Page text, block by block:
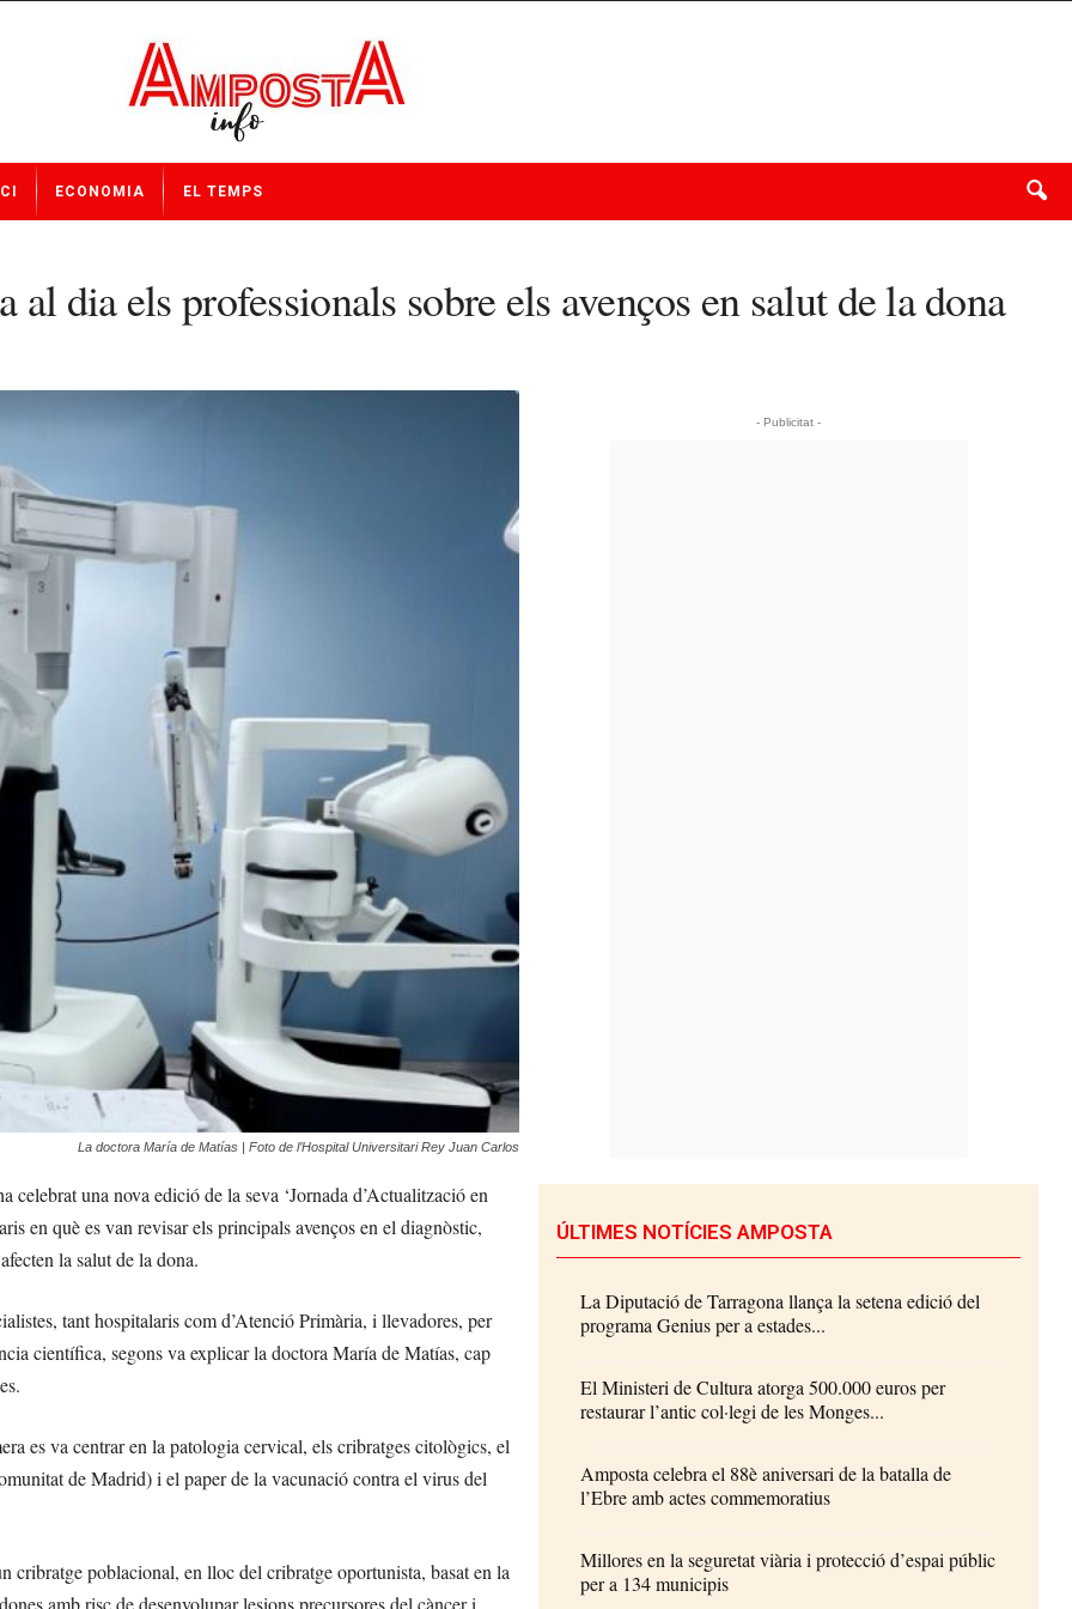
ECONOMIA EL TEMPS
al dia els professionals sobre els avenços en salut de la dona
La doctora María de Matías | Foto de l’Hospital Universitari Rey Juan Carlos
una nova edició de la seva ‘Jornada d’Actualització en
en què es van revisar els principals avenços en el diagnòstic,
la salut de la dona.
tant hospitalaris com d’Atenció Primària, i llevadores, per
científica, segons va explicar la doctora María de Matías, cap
es va centrar en la patologia cervical, els cribratges citològics, el
de Madrid) i el paper de la vacunació contra el virus del
cribratge poblacional, en lloc del cribratge oportunista, basat en la
amb risc de desenvolupar lesions precursores del càncer i
- Publicitat -
ÚLTIMES NOTÍCIES AMPOSTA
La Diputació de Tarragona llança la setena edició del
programa Genius per a estades...
El Ministeri de Cultura atorga 500.000 euros per
restaurar l’antic col·legi de les Monges...
Amposta celebra el 88è aniversari de la batalla de
l’Ebre amb actes commemoratius
Millores en la seguretat viària i protecció d’espai públic
per a 134 municipis